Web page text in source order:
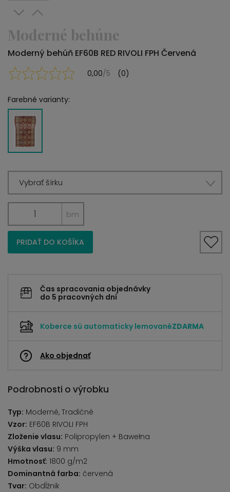
Moderné behúne
Moderný behúň EF60B RED RIVOLI FPH Červená
0,00/5 (0)
Farebné varianty:
Vybrať šírku
bm
PRIDAŤ DO KOŠÍKA
Čas spracovania objednávky
do 5 pracovných dní
Koberce sú automaticky lemovanéZDARMA
Ako objednať
Podrobnosti o výrobku
Typ: Moderné, Tradičné
Vzor: EF60B RIVOLI FPH
Zloženie vlasu: Polipropylen + Bawełna
Výška vlasu: 9 mm
Hmotnosť: 1800 g/m2
Dominantná farba: červená
Tvar: Obdĺžnik